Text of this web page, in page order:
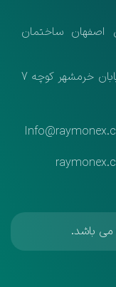
تهران خیابان سهروردی شمالی خیابان خرمشهر کوچه 7
اصفهان ساختمان
می باشد.